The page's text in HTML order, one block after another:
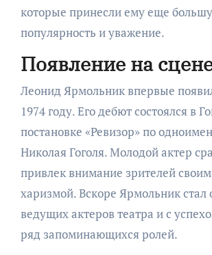
которые принесли ему еще
популярность и уважение.
Появление на
Леонид Ярмольник впервые
1974 году. Его дебют состоялся в
постановке «Ревизор» по
Николая Гоголя. Молодой актер
привлек внимание зрителей
харизмой. Вскоре Ярмольник стал
ведущих актеров театра и с
ряд запоминающихся ролей.